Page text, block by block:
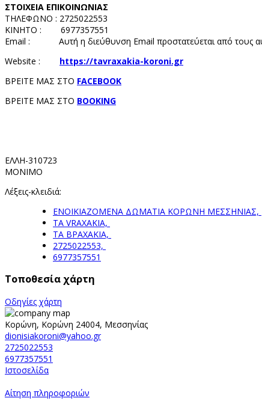
ΣΤΟΙΧΕΙΑ ΕΠΙΚΟΙΝΩΝΙΑΣ
ΤΗΛΕΦΩΝΟ : 2725022553
ΚΙΝΗΤΟ : 6977357551
Email : Αυτή η διεύθυνση Email προστατεύεται από τους
Website :
https://tavraxakia-koroni.gr
ΒΡΕΙΤΕ ΜΑΣ ΣΤΟ FACEBOOK
ΒΡΕΙΤΕ ΜΑΣ ΣΤΟ BOOKING
ΕΛΛΗ-310723
ΜΟΝΙΜΟ
Λέξεις-κλειδιά:
ΕΝΟΙΚΙΑΖΟΜΕΝΑ ΔΩΜΑΤΙΑ ΚΟΡΩΝΗ ΜΕΣΣΗΝΙΑΣ,
TA VRAXAKIA,
ΤΑ ΒΡΑΧΑΚΙΑ,
2725022553,
6977357551
Τοποθεσία χάρτη
Οδηγίες χάρτη
Κορώνη, Κορώνη 24004, Μεσσηνίας
dionisiakoroni@yahoo.gr
2725022553
6977357551
Ιστοσελίδα
Αίτηση πληροφοριών